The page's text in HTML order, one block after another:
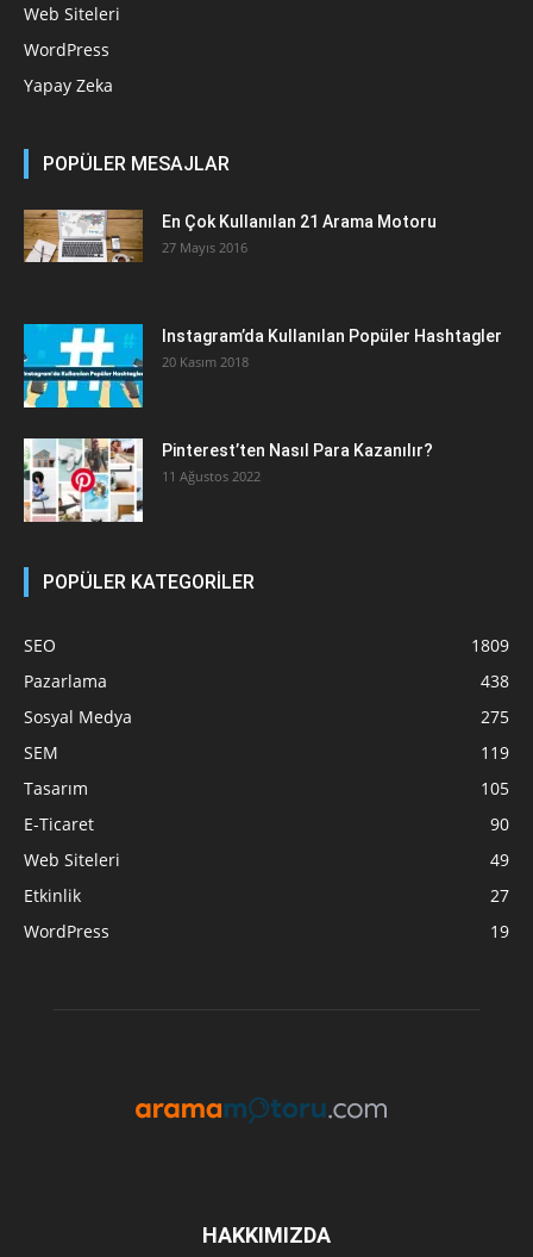
Web Siteleri
WordPress
Yapay Zeka
POPÜLER MESAJLAR
En Çok Kullanılan 21 Arama Motoru
27 Mayıs 2016
Instagram’da Kullanılan Popüler Hashtagler
20 Kasım 2018
Pinterest’ten Nasıl Para Kazanılır?
11 Ağustos 2022
POPÜLER KATEGORİLER
SEO
1809
Pazarlama
438
Sosyal Medya
275
SEM
119
Tasarım
105
E-Ticaret
90
Web Siteleri
49
Etkinlik
27
WordPress
19
HAKKIMIZDA